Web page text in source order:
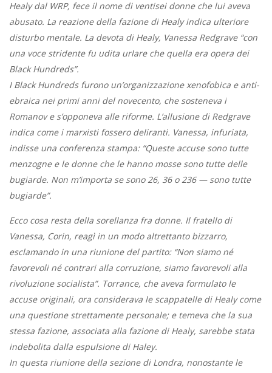
Healy dal WRP, fece il nome di ventisei donne che lui aveva
abusato. La reazione della fazione di Healy indica ulteriore
disturbo mentale. La devota di Healy, Vanessa Redgrave “con
una voce stridente fu udita urlare che quella era opera dei
Black Hundreds”.
I Black Hundreds furono un’organizzazione xenofobica e anti-
ebraica nei primi anni del novecento, che sosteneva i
Romanov e s’opponeva alle riforme. L’allusione di Redgrave
indica come i marxisti fossero deliranti. Vanessa, infuriata,
indisse una conferenza stampa: “Queste accuse sono tutte
menzogne e le donne che le hanno mosse sono tutte delle
bugiarde. Non m’importa se sono 26, 36 o 236 — sono tutte
bugiarde”.
Ecco cosa resta della sorellanza fra donne. Il fratello di
Vanessa, Corin, reagì in un modo altrettanto bizzarro,
esclamando in una riunione del partito: “Non siamo né
favorevoli né contrari alla corruzione, siamo favorevoli alla
rivoluzione socialista”. Torrance, che aveva formulato le
accuse originali, ora considerava le scappatelle di Healy come
una questione strettamente personale; e temeva che la sua
stessa fazione, associata alla fazione di Healy, sarebbe stata
indebolita dalla espulsione di Haley.
In questa riunione della sezione di Londra, nonostante le